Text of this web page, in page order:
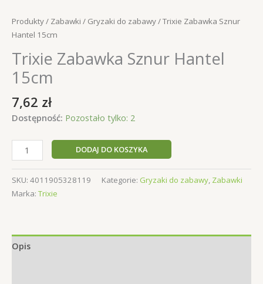
Produkty/ Zabawki / Gryzaki do zabawy/ Trixie Zabawka Sznur
Hantel 15cm
Trixie Zabawka Sznur Hantel
15cm
7,62 zł
Dostępność: Pozostało tylko: 2
ilość
Trixie
Zabawka
Sznur
Hantel
DODAJ DO KOSZYKA
SKU: 4011905328119 Kategorie: Gryzaki do zabawy, Zabawki
Marka: Trixie
Opis